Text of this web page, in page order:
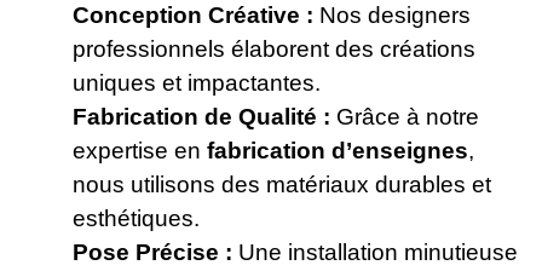
Conception Créative : Nos designers
professionnels élaborent des créations
uniques et impactantes.
Fabrication de Qualité : Grâce à notre
expertise en fabrication d’enseignes,
nous utilisons des matériaux durables et
esthétiques.
Pose Précise : Une installation minutieuse